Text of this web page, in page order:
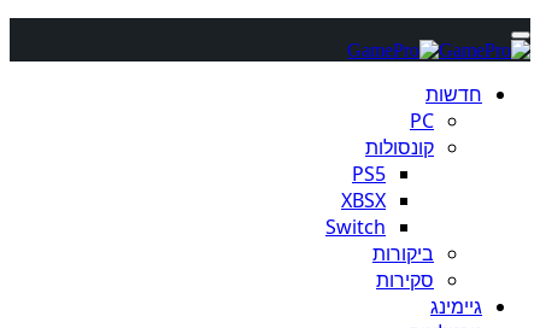
חדשות
PC
קונסולות
PS5
XBSX
Switch
ביקורות
סקירות
גיימינג